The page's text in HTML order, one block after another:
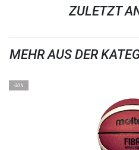
ZULETZT
MEHR AUS DER
-30%